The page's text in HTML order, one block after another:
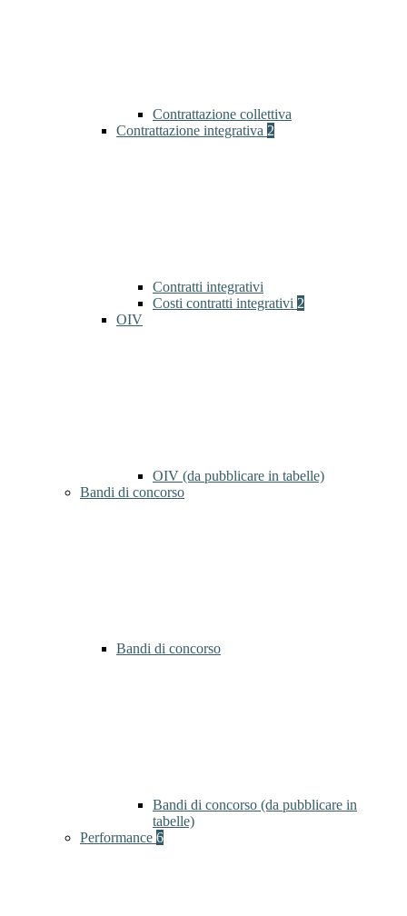
Contrattazione collettiva
Contrattazione integrativa 2
Contratti integrativi
Costi contratti integrativi 2
OIV
OIV (da pubblicare in tabelle)
Bandi di concorso
Bandi di concorso
Bandi di concorso (da pubblicare in
tabelle)
Performance 6